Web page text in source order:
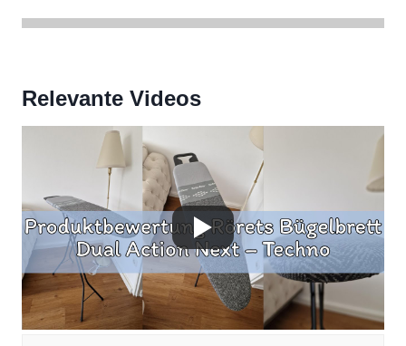
Relevante Videos